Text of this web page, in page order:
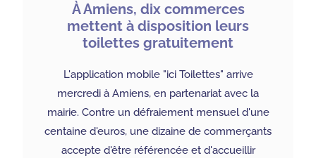
À Amiens, dix commerces
mettent à disposition leurs
toilettes gratuitement
L'application mobile "ici Toilettes" arrive
mercredi à Amiens, en partenariat avec la
mairie. Contre un défraiement mensuel d'une
centaine d'euros, une dizaine de commerçants
accepte d'être référencée et d'accueillir